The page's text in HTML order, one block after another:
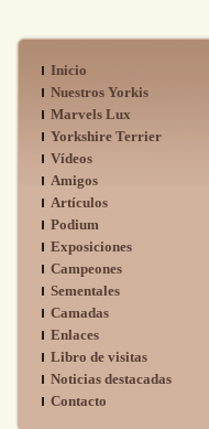
Inicio
Nuestros Yorkis
Marvels Lux
Yorkshire Terrier
Vídeos
Amigos
Artículos
Podium
Exposiciones
Campeones
Sementales
Camadas
Enlaces
Libro de visitas
Noticias destacadas
Contacto